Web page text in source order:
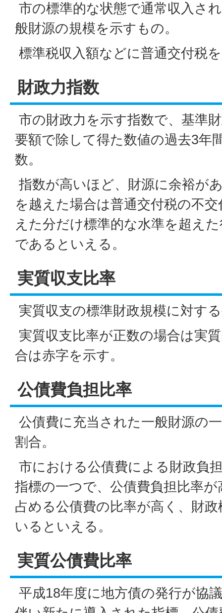
市の標準的な状態で通常収入さ
般財源の規模を示すもの。
標準税収入額などに普通交付税
財政力指数
市の財政力を示す指数で、基準
要額で除して得た数値の過去3年
数。
指数が高いほど、財源に余裕が
を越えた場合は普通交付税の不
えた分だけ標準的な水準を超え
であるといえる。
実質収支比率
実質収支の標準財政規模に対す
実質収支比率が正数の場合は実
合は赤字を示す。
公債費負担比率
公債費に充当された一般財源の
割合。
市における公債費による財政負
指標の一つで、公債費負担比率
占める公債費の比率が高く、財
いるといえる。
実質公債費比率
平成18年度に地方債の発行が協